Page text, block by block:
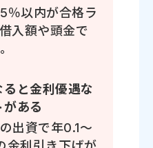
％以内が合格ラ
入額や頭金で
と金利優遇な
がある
出資で年0.1～